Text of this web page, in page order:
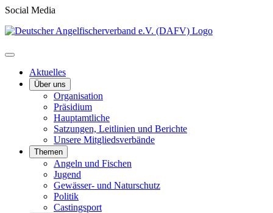
Social Media
Aktuelles
Über uns
Organisation
Präsidium
Hauptamtliche
Satzungen, Leitlinien und Berichte
Unsere Mitgliedsverbände
Themen
Angeln und Fischen
Jugend
Gewässer- und Naturschutz
Politik
Castingsport